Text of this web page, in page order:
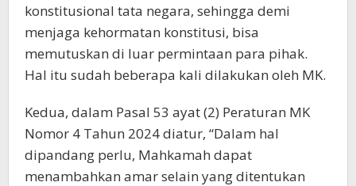
konstitusional tata negara, sehingga demi
menjaga kehormatan konstitusi, bisa
memutuskan di luar permintaan para pihak.
Hal itu sudah beberapa kali dilakukan oleh MK.
Kedua, dalam Pasal 53 ayat (2) Peraturan MK
Nomor 4 Tahun 2024 diatur, “Dalam hal
dipandang perlu, Mahkamah dapat
menambahkan amar selain yang ditentukan